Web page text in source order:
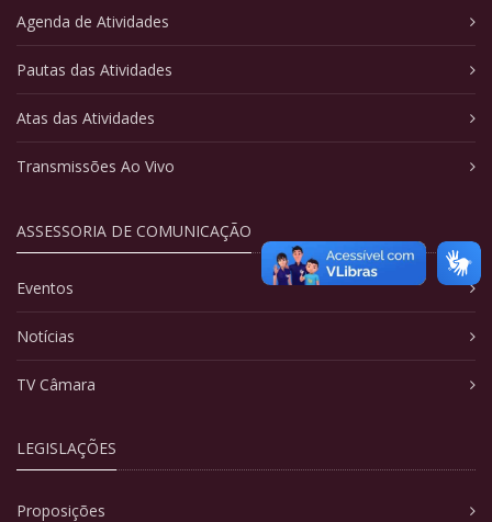
Agenda de Atividades
Pautas das Atividades
Atas das Atividades
Transmissões Ao Vivo
ASSESSORIA DE COMUNICAÇÃO
Eventos
Notícias
TV Câmara
LEGISLAÇÕES
Proposições